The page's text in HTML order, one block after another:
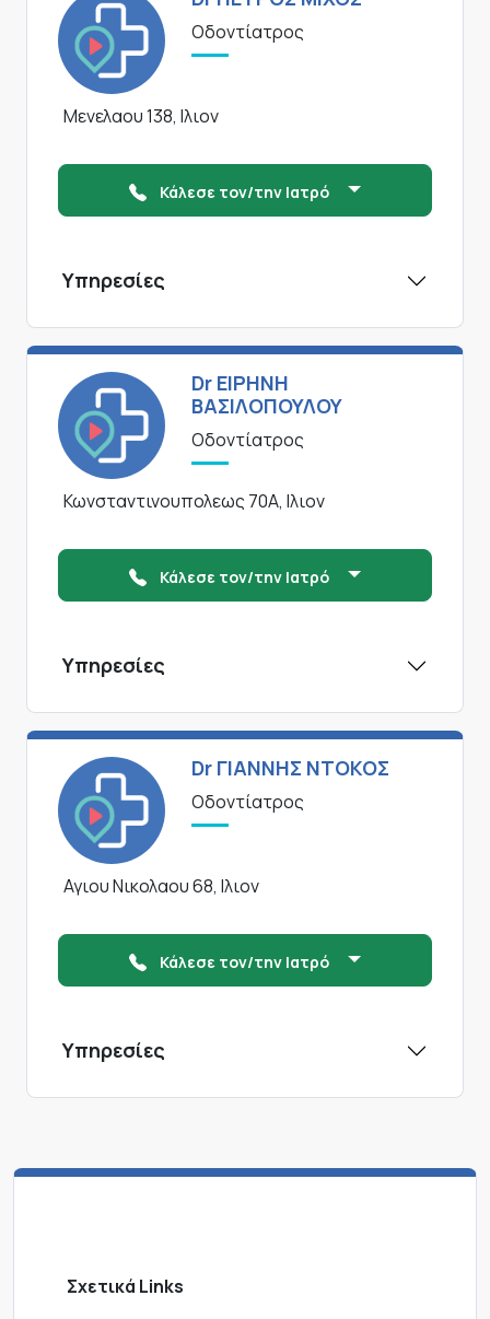
Οδοντίατρος
Μενελαου 138, Ιλιον
Κάλεσε τον/την Ιατρό
Υπηρεσίες
Dr ΕΙΡΗΝΗ
ΒΑΣΙΛΟΠΟΥΛΟΥ
Οδοντίατρος
Κωνσταντινουπολεως 70Α, Ιλιον
Κάλεσε τον/την Ιατρό
Υπηρεσίες
Dr ΓΙΑΝΝΗΣ ΝΤΟΚΟΣ
Οδοντίατρος
Αγιου Νικολαου 68, Ιλιον
Κάλεσε τον/την Ιατρό
Υπηρεσίες
Σχετικά Links